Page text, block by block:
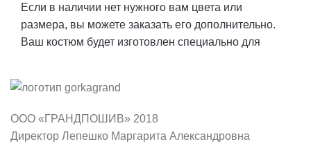
Если в наличии нет нужного вам цвета или
размера, вы можете заказать его дополнительно.
Ваш костюм будет изготовлен специально для
ООО «ГРАНДПОШИВ» 2018
Директор Лепешко Маргарита Александровна